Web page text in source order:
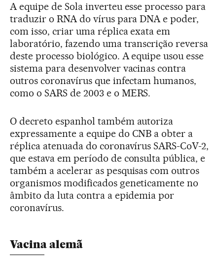
A equipe de Sola inverteu esse processo para
traduzir o RNA do vírus para DNA e poder,
com isso, criar uma réplica exata em
laboratório, fazendo uma transcrição reversa
deste processo biológico. A equipe usou esse
sistema para desenvolver vacinas contra
outros coronavírus que infectam humanos,
como o SARS de 2003 e o MERS.
O decreto espanhol também autoriza
expressamente a equipe do CNB a obter a
réplica atenuada do coronavírus SARS-CoV-2,
que estava em período de consulta pública, e
também a acelerar as pesquisas com outros
organismos modificados geneticamente no
âmbito da luta contra a epidemia por
coronavírus.
Vacina alemã